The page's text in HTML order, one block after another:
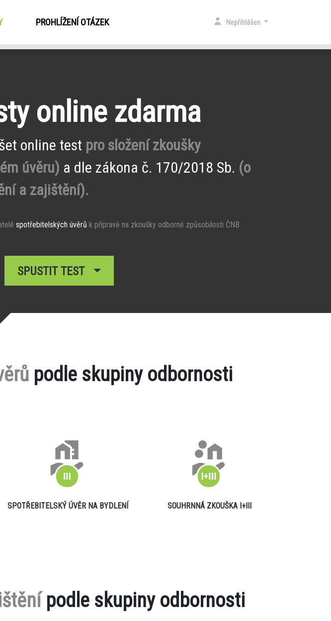
(CURRENT)PROHLÍŽENÍ OTÁZEK Nepřihlášen
online zdarma
online test pro složení zkoušky
úvěru) a dle zákona č. 170/2018 Sb. (o
a zajištění).
spotřebitelských úvěrů k přípravě na zkoušky odborné způsobilosti ČNB.
SPUSTIT TEST
podle skupiny odbornosti
SPOTŘEBITELSKÝ ÚVĚR NA BYDLENÍ SOUHRNNÁ ZKOUŠKA I+III
podle skupiny odbornosti